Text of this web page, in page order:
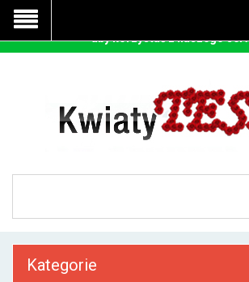
Kategorie
Nasza strona korzysta z cookies - czyli
prawidłowego działania. Zaakceptuj
aby korzystać z naszego